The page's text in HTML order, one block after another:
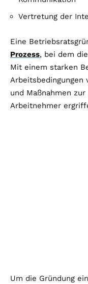
Vertretung der
Eine
Prozess, bei dem
Mit einem starken
Arbeitsbedingungen
und Maßnahmen
Arbeitnehmer
Um die Gründung